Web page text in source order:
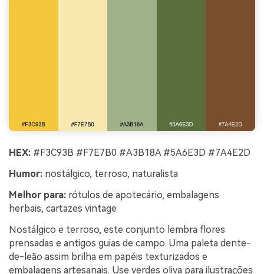
HEX: #F3C93B #F7E7B0 #A3B18A #5A6E3D #7A4E2D
Humor: nostálgico, terroso, naturalista
Melhor para: rótulos de apotecário, embalagens
herbais, cartazes vintage
Nostálgico e terroso, este conjunto lembra flores
prensadas e antigos guias de campo. Uma paleta dente-
de-leão assim brilha em papéis texturizados e
embalagens artesanais. Use verdes oliva para ilustrações